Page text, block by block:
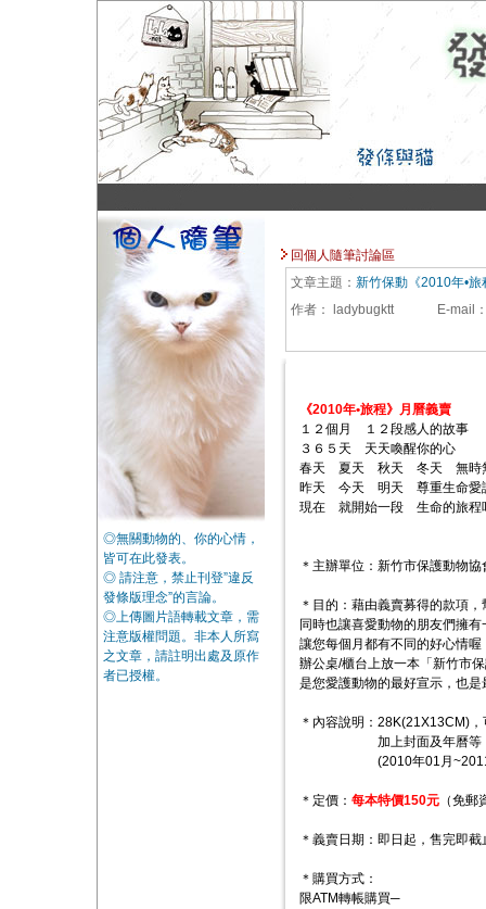
◎無關動物的、你的心情，
皆可在此發表。
◎ 請注意，禁止刊登”違反
發條版理念”的言論。
◎上傳圖片語轉載文章，需
注意版權問題。非本人所寫
之文章，請註明出處及原作
者已授權。
回個人隨筆討論區
文章主題： 新竹保動《2010年•
作者：
ladybugktt E-mail
《2010年•旅程》月曆義賣
１２個月 １２段感人的故事
３６５天 天天喚醒你的心
春天 夏天 秋天 冬天 無時
昨天 今天 明天 尊重生命愛
現在 就開始一段 生命的旅程
＊主辦單位：新竹市保護動物協
＊目的：藉由義賣募得的款項
同時也讓喜愛動物的朋友們擁
讓您每個月都有不同的好心情喔
辦公桌/櫃台上放一本「新竹市
是您愛護動物的最好宣示，也
＊內容說明：28K(21X13CM)
加上封面及年曆等，共
(2010年01月~2011
＊定價： 每本特價150元 （免郵
＊義賣日期：即日起，售完即截
＊購買方式：
限ATM轉帳購買─